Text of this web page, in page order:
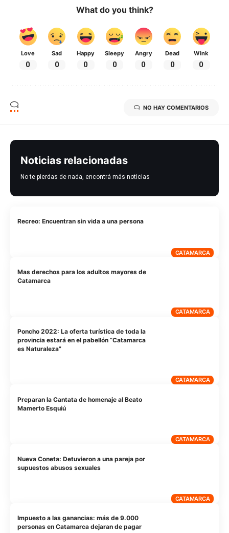
What do you think?
Love
0
Sad
0
Happy
0
Sleepy
0
Angry
0
Dead
0
Wink
0
NO HAY COMENTARIOS
Noticias relacionadas
No te pierdas de nada, encontrá más noticias
CATAMARCA
Recreo: Encuentran sin vida a una persona
CATAMARCA
Mas derechos para los adultos mayores de
Catamarca
CATAMARCA
Poncho 2022: La oferta turística de toda la
provincia estará en el pabellón “Catamarca
es Naturaleza”
CATAMARCA
Preparan la Cantata de homenaje al Beato
Mamerto Esquiú
CATAMARCA
Nueva Coneta: Detuvieron a una pareja por
supuestos abusos sexuales
Impuesto a las ganancias: más de 9.000
personas en Catamarca dejaran de pagar